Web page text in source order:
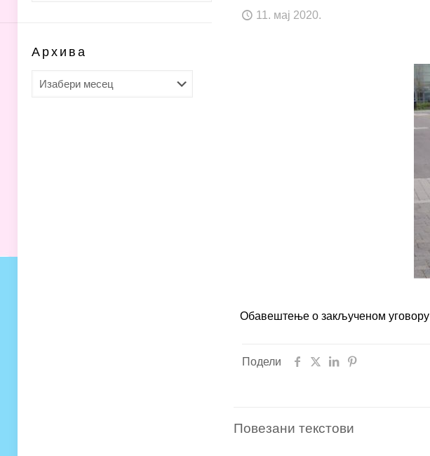
11. мај 2020.
Обавештење о закљученом уговору
Подели
Повезани текстови
Архива